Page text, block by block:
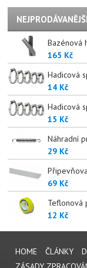
NEJPRODÁVANĚJŠÍ
Bazénová
165 Kč
Hadicová
14 Kč
Hadicová
15 Kč
Náhradní
29 Kč
69 Kč
Teflonová
12 Kč
HOME ČLÁNKY